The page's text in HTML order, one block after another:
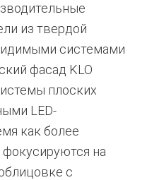
из твердой
системами
фасад KLO
плоских
LED-
как более
на
с